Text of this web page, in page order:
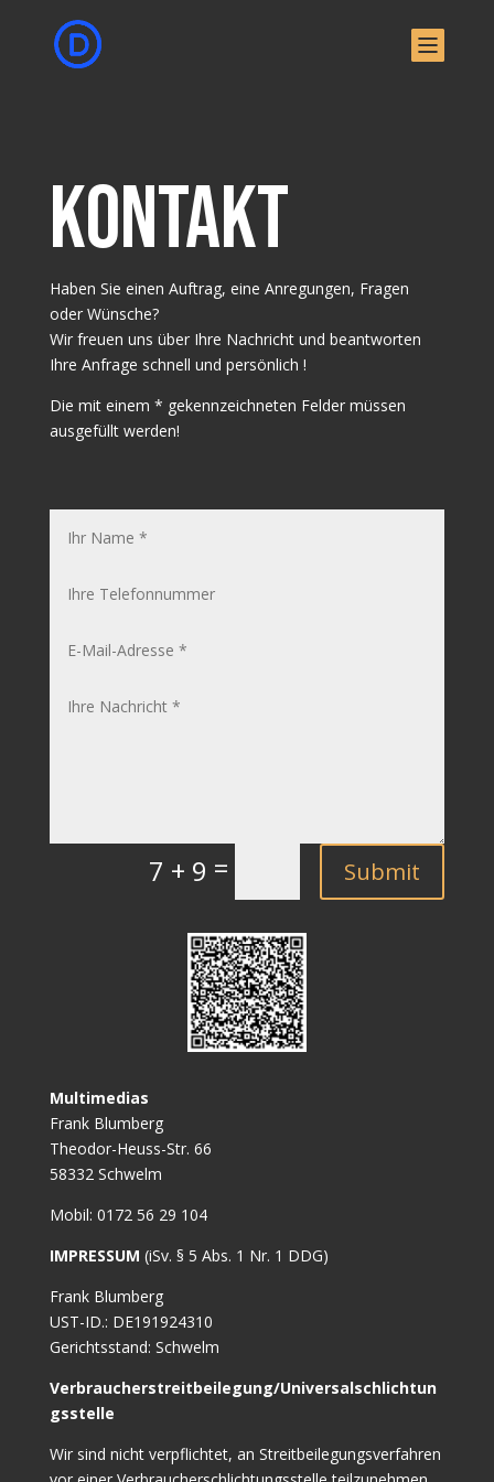
Kontakt
Haben Sie einen Auftrag, eine Anregungen, Fragen
oder Wünsche?
Wir freuen uns über Ihre Nachricht und beantworten
Ihre Anfrage schnell und persönlich !
Die mit einem * gekennzeichneten Felder müssen
ausgefüllt werden!
7 + 9 = Submit
Multimedias
Frank Blumberg
Theodor-Heuss-Str. 66
58332 Schwelm
Mobil: 0172 56 29 104
IMPRESSUM (iSv. § 5 Abs. 1 Nr. 1 DDG)
Frank Blumberg
UST-ID.: DE191924310
Gerichtsstand: Schwelm
Verbraucherstreitbeilegung/Universalschlichtun
gsstelle
Wir sind nicht verpflichtet, an Streitbeilegungsverfahren